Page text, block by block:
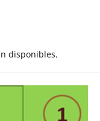
disponibles.